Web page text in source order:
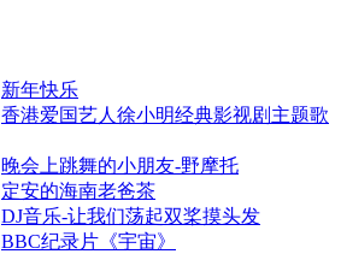
新年快乐
香港爱国艺人徐小明经典影视剧主题歌
晚会上跳舞的小朋友-野摩托
定安的海南老爸茶
DJ音乐-让我们荡起双桨摸头发
BBC纪录片《宇宙》